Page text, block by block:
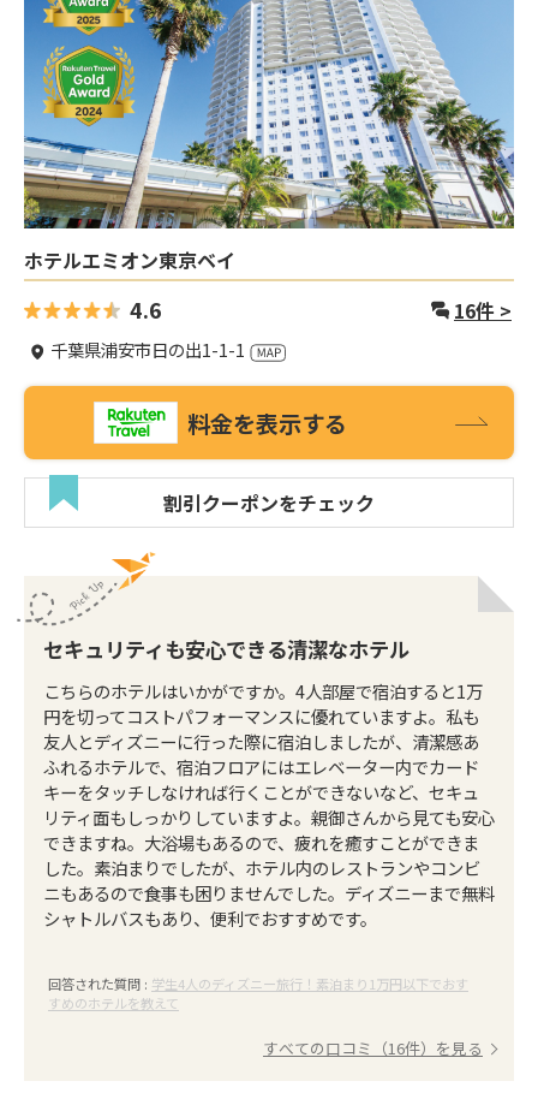
ホテルエミオン東京ベイ
4.6 16件 >
千葉県浦安市日の出1-1-1
料金を表示する
割引クーポンをチェック
セキュリティも安心できる清潔なホテル
こちらのホテルはいかがですか。4人部屋で宿泊すると1万
円を切ってコストパフォーマンスに優れていますよ。私も
友人とディズニーに行った際に宿泊しましたが、清潔感あ
ふれるホテルで、宿泊フロアにはエレベーター内でカード
キーをタッチしなければ行くことができないなど、セキュ
リティ面もしっかりしていますよ。親御さんから見ても安心
できますね。大浴場もあるので、疲れを癒すことができま
した。素泊まりでしたが、ホテル内のレストランやコンビ
ニもあるので食事も困りませんでした。ディズニーまで無料
シャトルバスもあり、便利でおすすめです。
回答された質問 : 学生4人のディズニー旅行！素泊まり1万円以下でおす
すめのホテルを教えて
すべての口コミ（16件）を見る